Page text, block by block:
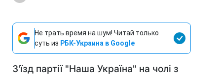
Не трать время на шум! Читай только
суть из РБК-Украина в Google
З'їзд партії "Наша Україна" на чолі з